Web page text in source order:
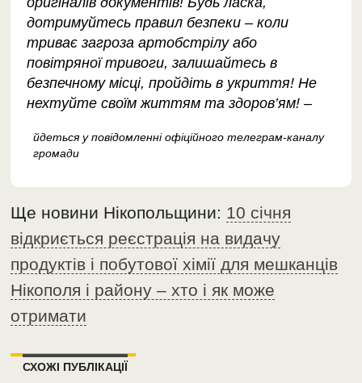
дотримуйтесь правил безпеки – коли
триває загроза артобстрілу або
повітряної тривоги, залишайтесь в
безпечному місці, пройдіть в укриття! Не
нехтуйте своїм життям та здоров’ям! –
йдеться у повідомленні офіційного телеграм-каналу
громади
Ще новини Нікопольщини: 10 січня
відкриється реєстрація на видачу
продуктів і побутової хімії для мешканців
Нікополя і району – хто і як може
отримати
СХОЖІ ПУБЛІКАЦІЇ